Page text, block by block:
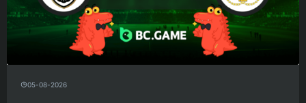
05-08-2026